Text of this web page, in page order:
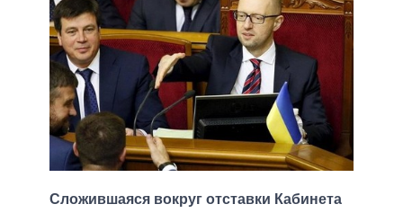
Сложившаяся вокруг отставки Кабинета